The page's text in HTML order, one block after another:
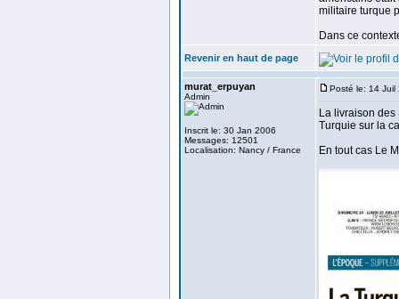
militaire turque
Dans ce
Revenir en haut de page
murat_erpuyan
Admin
Inscrit le: 30 Jan 2006
Messages: 12501
Localisation: Nancy / France
Posté le: 14 Juil
La livraison
Turquie sur la
En tout cas Le